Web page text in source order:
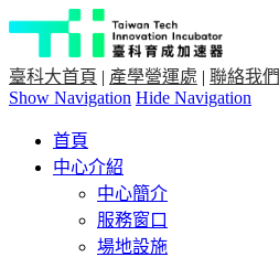
臺科大首頁 | 產學營運處 | 聯絡我們
Show Navigation Hide Navigation
首頁
中心介紹
中心簡介
服務窗口
場地設施